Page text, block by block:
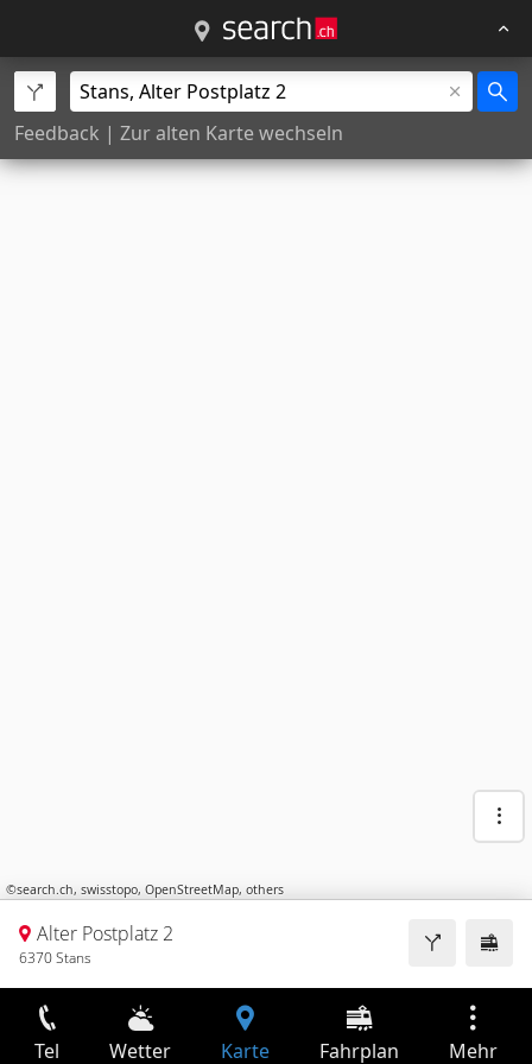
Feedback | Zur alten Karte wechseln
©search.ch, swisstopo, OpenStreetMap, others
Alter Postplatz 2
6370 Stans
Tel Wetter Karte Fahrplan Mehr